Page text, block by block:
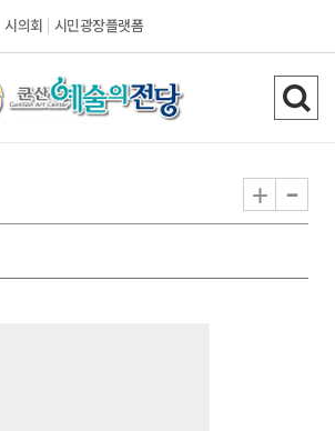
시의회 시민광장플랫폼
군
산
검
색
기
+ -